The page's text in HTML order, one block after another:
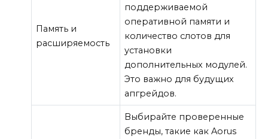
Память и
расширяемость
поддерживаемой
оперативной памяти и
количество слотов для
установки
дополнительных модулей.
Это важно для будущих
апгрейдов.
Выбирайте проверенные
бренды, такие как Aorus